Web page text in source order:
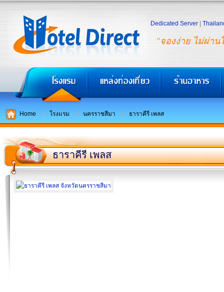
"จองง่าย ไม่ผ่าน
Dedicated Server
Home โรงแรม นครราชสีมา ธาราคีรี เพลส
ธาราคีรี เพลส